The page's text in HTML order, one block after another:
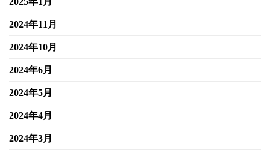
2024年11月
2024年10月
2024年6月
2024年5月
2024年4月
2024年3月